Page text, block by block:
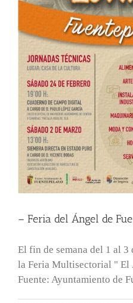
– Feria del Ángel de
El fin de semana del 1 al
la Feria Multisectorial " El
Fuente: Ayuntamiento de